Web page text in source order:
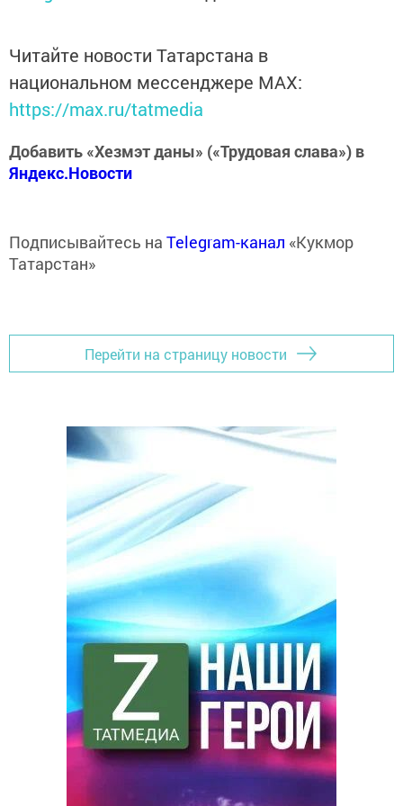
Читайте новости Татарстана в
национальном мессенджере MАХ:
https://max.ru/tatmedia
Добавить «Хезмэт даны» («Трудовая слава») в
Яндекс.Новости
Подписывайтесь на Telegram-канал «Кукмор
Татарстан»
Перейти на страницу новости